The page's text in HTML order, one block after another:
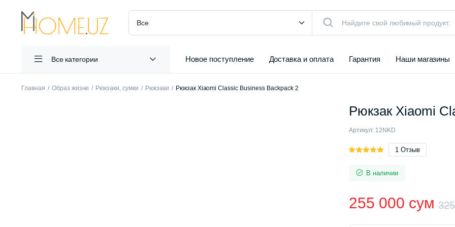
Все категории Новое поступление Доставка и оплата Гарантия Наши магазины
Главная Образ жизни Рюкзаки, сумки Рюкзаки Рюкзак Xiaomi Classic Business Backpack 2
Рюкзак Xiaomi
Артикул: 12NKD
Рейтинг
на основе
1Отзыв
В наличии
255 000 сум